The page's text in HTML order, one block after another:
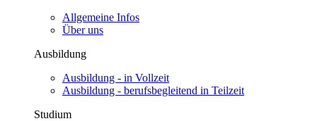
Allgemeine Infos
Über uns
Ausbildung
Ausbildung - in Vollzeit
Ausbildung - berufsbegleitend in Teilzeit
Studium